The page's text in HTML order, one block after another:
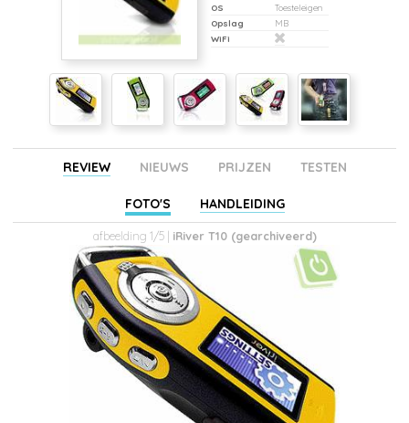
OS
Toesteleigen
Opslag
MB
WiFi
REVIEW NIEUWS PRIJZEN TESTEN
FOTO'S HANDLEIDING
afbeelding 1/5 | iRiver T10 (gearchiveerd)